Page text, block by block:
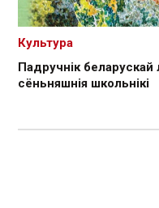
Падручнік
сёньняшнія школьнікі
Культура